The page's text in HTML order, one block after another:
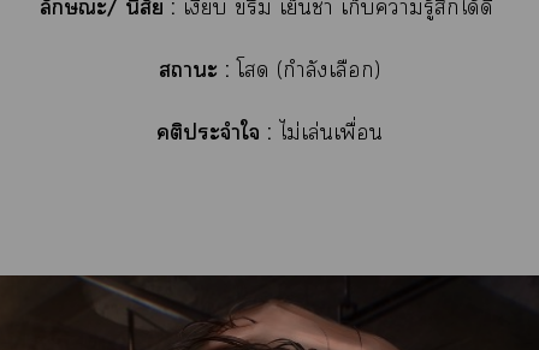
เงียบ ขรึม เย็นา เก็บารู้สึกได้ดี
าะ : โ (กำลังเลือก)
คติประจำใ : ไม่เล่นเพื่อน